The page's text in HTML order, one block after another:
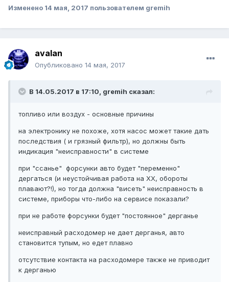
Изменено 14 мая, 2017 пользователем gremih
avalan
Опубликовано 14 мая, 2017
В 14.05.2017 в 17:10, gremih сказал:
топливо или воздух - основные причины
на электронику не похоже, хотя насос может такие дать
последствия ( и грязный фильтр), но должны быть
индикация "неисправности" в системе
при "ссанье" форсунки авто будет "переменно"
дергаться (и неустойчивая работа на ХХ, обороты
плавают?!), но тогда должна "висеть" неисправность в
системе, приборы что-либо на сервисе показали?
при не работе форсунки будет "постоянное" дерганье
неисправный расходомер не дает дерганья, авто
становится тупым, но едет плавно
отсутствие контакта на расходомере также не приводит
к дерганью